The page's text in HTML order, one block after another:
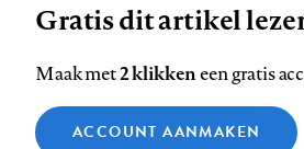
op
op
op
ons
op
Contact Colofon Disclaimer Privacy
Zie onze cookie policy
Gratis dit artikel
Maak met2 klikkeneen gratis
ACCOUNT AANMAKEN